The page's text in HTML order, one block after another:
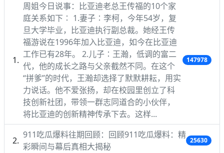
周姐今日说事：比亚迪老总王传福的10个家
庭关系如下∶ 1.妻子∶李柯，今年54岁，复
旦大学毕业，比亚迪执行副总裁。她经王传
福游说在1996年加入比亚迪，如今在比亚迪
工作已有28年。 2.儿子∶王瀚，低调的富二
代，他的成长之路与父亲截然不同。在这个
“拼爹”的时代，王瀚却选择了默默耕耘，用实
力说话。他不爱张扬，却在校园里创立了科
技创新社团，带领一群志同道合的小伙伴，
将比亚迪的创新精神传承下去。这样...
147978
911吃瓜爆料往期回顾：回顾911吃瓜爆料：精
彩瞬间与幕后真相大揭秘
25630